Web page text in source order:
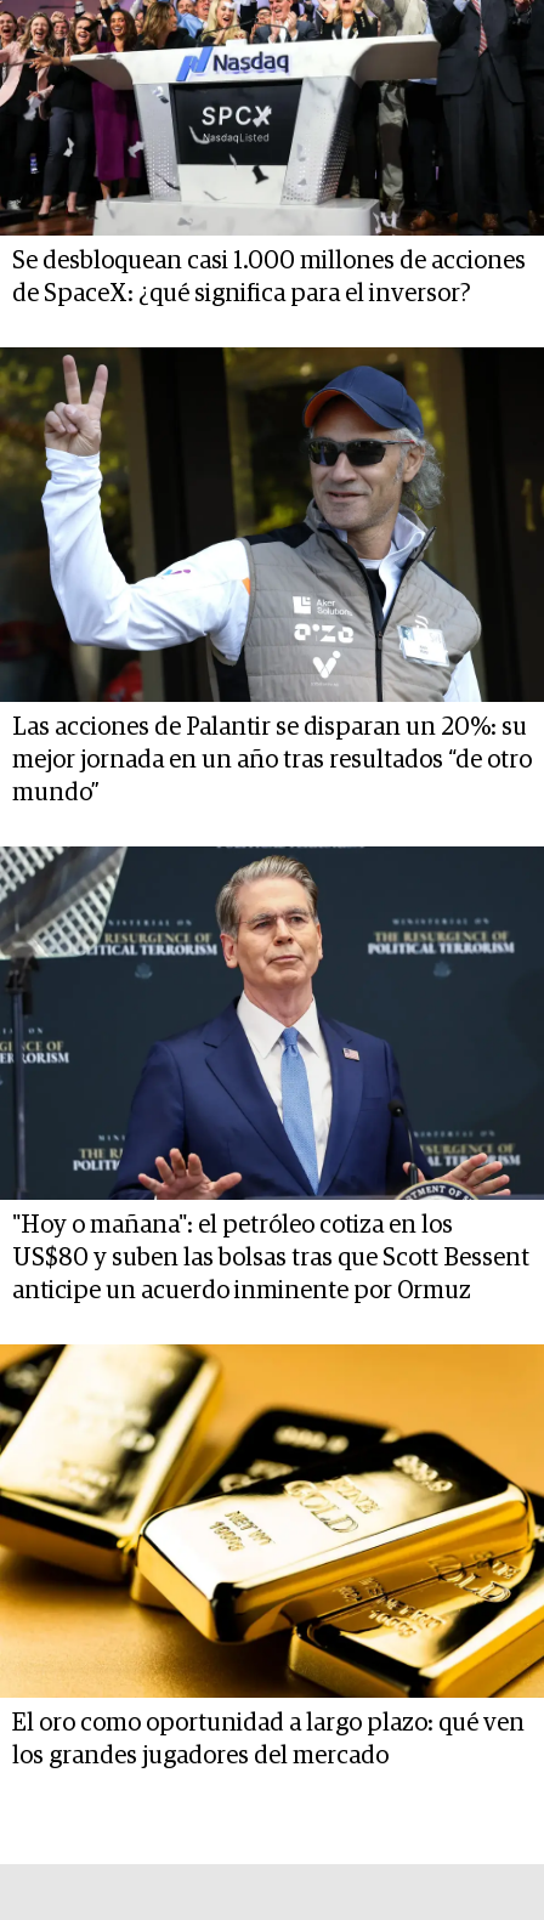
Se desbloquean casi 1.000 millones de acciones
de SpaceX: ¿qué significa para el inversor?
Las acciones de Palantir se disparan un 20%: su
mejor jornada en un año tras resultados “de otro
mundo”
"Hoy o mañana": el petróleo cotiza en los
US$80 y suben las bolsas tras que Scott Bessent
anticipe un acuerdo inminente por Ormuz
El oro como oportunidad a largo plazo: qué ven
los grandes jugadores del mercado